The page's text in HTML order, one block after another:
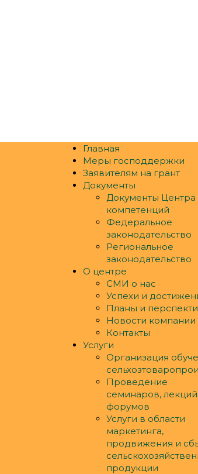
Главная
Меры господдержки
Заявителям на грант
Документы
Документы Центра
компетенций
Федеральное
законодательство
Региональное
законодательство
О центре
СМИ о нас
Успехи и
Планы и
Новости компании
Контакты
Услуги
Организация
Проведение
семинаров,
форумов
Услуги в области
маркетинга,
продвижения и
продукции